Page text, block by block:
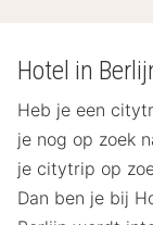
Hotel in
Heb je een
je nog op zoek
je citytrip op
Dan ben je bij